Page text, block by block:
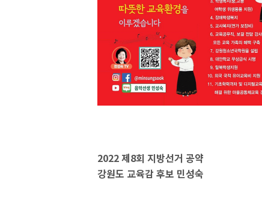
2022 제8회 지방선거 공약
강원도 교육감 후보 민성숙